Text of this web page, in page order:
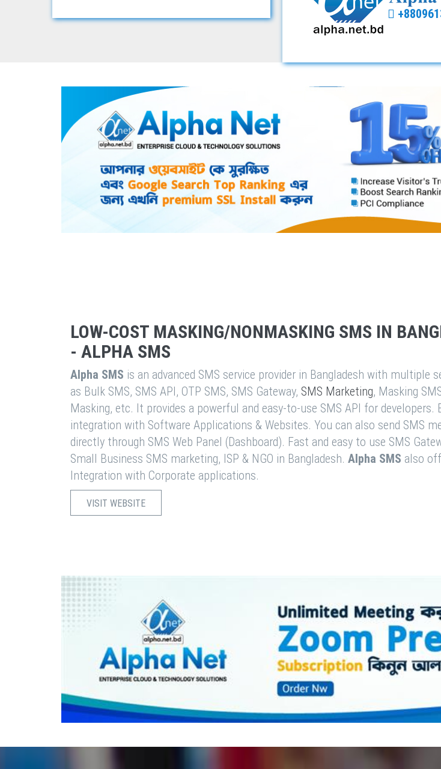
LOW-COST MASKING/NONMASKING SMS IN
- ALPHA SMS
Alpha SMS is an advanced SMS service provider in Bangladesh with multiple
as Bulk SMS, SMS API, OTP SMS, SMS Gateway, SMS Marketing, Masking
Masking, etc. It provides a powerful and easy-to-use SMS API for developers.
integration with Software Applications & Websites. You can also send SMS
directly through SMS Web Panel (Dashboard). Fast and easy to use SMS
Small Business SMS marketing, ISP & NGO in Bangladesh. Alpha SMS also
Integration with Corporate applications.
VISIT WEBSITE